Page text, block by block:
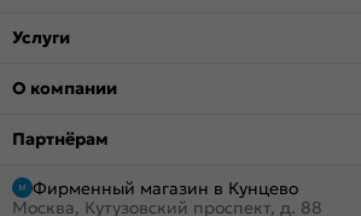
Услуги
О компании
Партнёрам
Фирменный магазин в Кунцево
Москва, Кутузовский проспект, д. 88